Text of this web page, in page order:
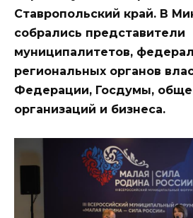
Ставропольский край. В
собрались представители
муниципалитетов,
региональных органов
Федерации, Госдумы,
организаций и бизнеса.